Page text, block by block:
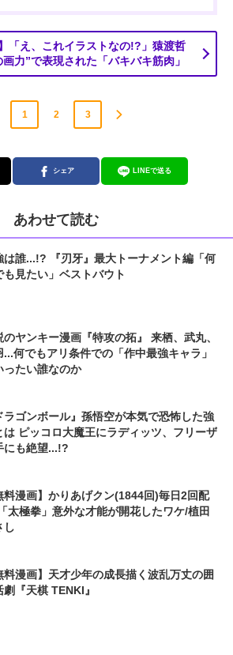
「え、これイラストなの!?」猿渡哲
力”で表現された「バキバキ筋肉」
1 2 3
シェア LINEで送る
あわせて読む
は誰...!? 『刃牙』最大トーナメント編「何
も見たい」ベストバウト
のヤンキー漫画『特攻の拓』 来栖、武丸、
...何でもアリ条件での「作中最強キャラ」
ったい誰なのか
ラゴンボール』孫悟空が本気で恐怖した強
は ピッコロ大魔王にラディッツ、フリーザ
にも絶望...!?
料漫画】かりあげクン(1844回)毎日2回配
太極拳」意外な才能が開花したワケ/植田
し
料漫画】天才少年の成長描く波乱万丈の囲
劇『天棋 TENKI』